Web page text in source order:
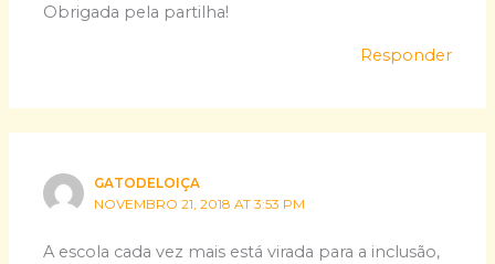
Obrigada pela partilha!
Responder
GATODELOIÇA
NOVEMBRO 21, 2018 AT 3:53 PM
A escola cada vez mais está virada para a inclusão,